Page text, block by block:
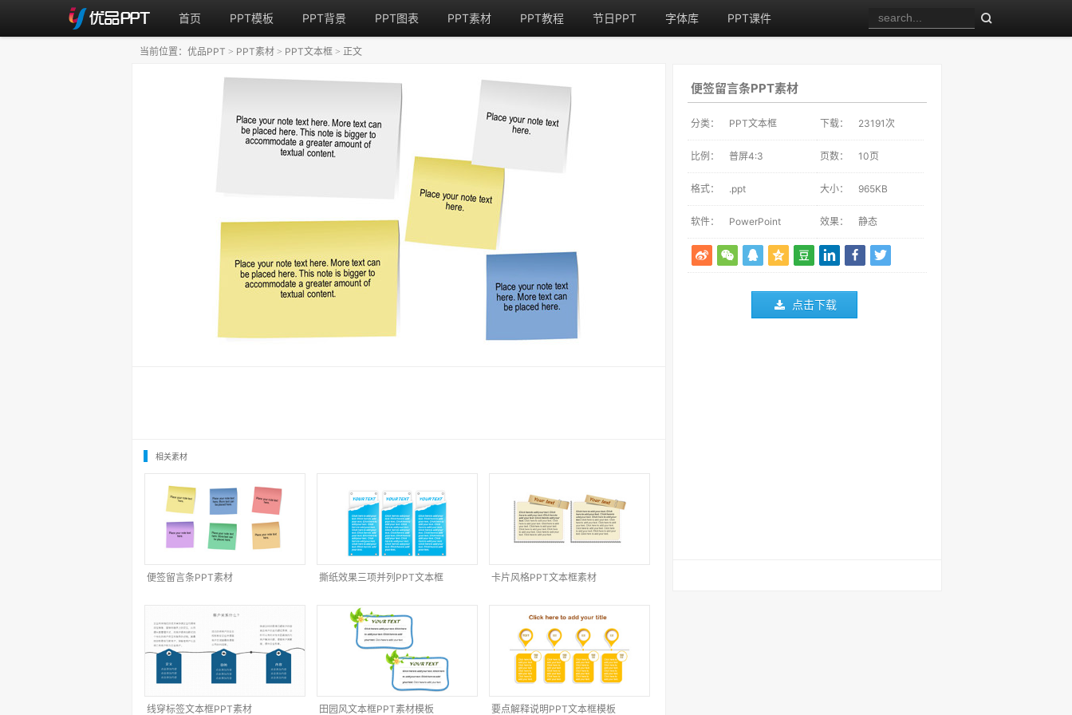
首页 PPT模板 PPT背景 PPT图表 PPT素材 PPT教程 节日PPT 字体库 PPT课件
便签留言条PPT素材
分类： PPT文本框 下载： 23191次
比例： 普屏4:3 页数： 10页
格式： .ppt 大小： 965KB
软件： PowerPoint 效果： 静态
点击下载
当前位置： 优品PPT > PPT素材 > PPT文本框 > 正文
相关素材
便签留言条PPT素材 撕纸效果三项并列PPT文本框 卡片风格PPT文本框素材
线穿标签文本框PPT素材 田园风文本框PPT素材模板 要点解释说明PPT文本框模板